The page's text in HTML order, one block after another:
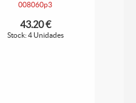
008060p3
43.20 €
Stock: 4 Unidades